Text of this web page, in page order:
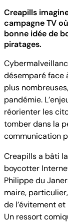
Creapills
campagne TV
bonne idée de
piratages.
désemparé face
plus
pandémie.
réorienter les
tomber dans la
communication
Creapills a bâti
boycotter
Philippe du
maire,
de l’évitement
Un ressort